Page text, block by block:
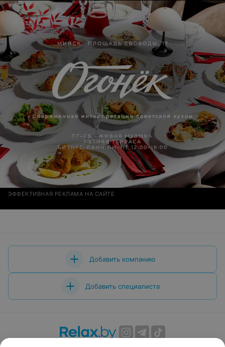
ЭФФЕКТИВНАЯ РЕКЛАМА НА САЙТЕ
Добавить компанию
Добавить специалиста